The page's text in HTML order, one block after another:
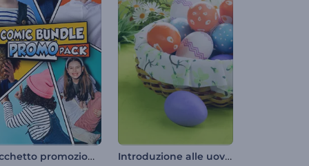
Pacchetto promozionale a fumetti Introduzione alle uova di Pasqua